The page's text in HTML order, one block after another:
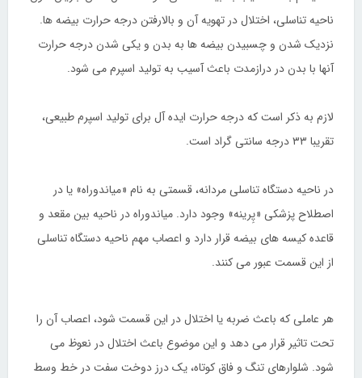
ناحیه تناسلی، اختلال در تهویه آن و بالارفتن درجه حرارت بیضه ها.
نزدیک شدن و چسبیدن بیضه ها به بدن و یکی شدن درجه حرارت
آنها با بدن در درازمدت باعث آسیب به تولید اسپرم می شود.
لازم به ذکر است که درجه حرارت ایده آل برای تولید اسپرم طبیعی،
تقریبا ۳۳ درجه سانتی گراد است.
در ناحیه دستگاه تناسلی مردانه، قسمتی به نام «میاندوراه» یا در
اصطلاح پزشکی «پِرینه» وجود دارد. میاندوراه در ناحیه بین مقعد و
قاعده کیسه های بیضه قرار دارد و اعصاب مهم ناحیه دستگاه تناسلی
از این قسمت عبور می کنند.
هر عاملی که باعث ضربه یا اختلال در این قسمت شود، اعصاب آن را
تحت تاثیر قرار می دهد و این موضوع باعث اختلال در نعوظ می
شود. شلوارهای تنگ و فاق کوتاه، یک درز دوخت سفت در خط وسط